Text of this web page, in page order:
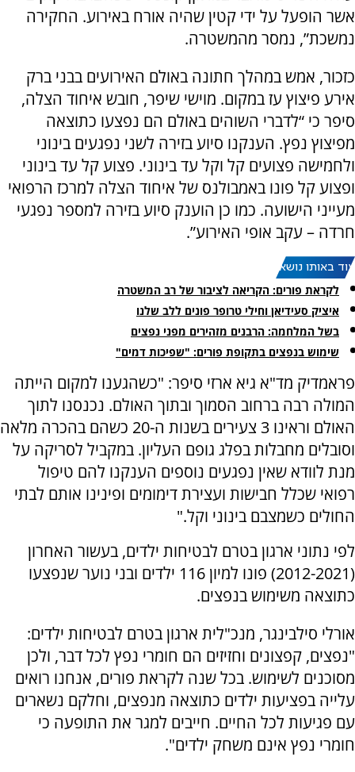
אשר הופעל על ידי קטין שהיה אורח באירוע. החקירה
נמשכת”, נמסר מהמשטרה.
כזכור, אמש במהלך חתונה באולם האירועים בבני ברק
אירע פיצוץ עז במקום. מוישי שיפר, חובש איחוד הצלה,
סיפר כי “לדברי השוהים באולם הם נפצעו כתוצאה
מפיצוץ נפץ. הענקנו סיוע בזירה לשני נפגעים בינוני
ולחמישה פצועים קל וקל עד בינוני. פצוע קל עד בינוני
ופצוע קל פונו באמבולנס של איחוד הצלה למרכז הרפואי
מעייני הישועה. כמו כן הוענק סיוע בזירה למספר נפגעי
חרדה – עקב אופי האירוע”.
עוד באותו נושא:
לקראת פורים: הקריאה לציבור של רב המשטרה
איציק סעידיאן וחילי טרופר פונים ללב שלנו
בשל המלחמה: הרבנים מזהירים מפני נפצים
שימוש בנפצים בתקופת פורים: "שפיכות דמים"
פראמדיק מד"א גיא ארזי סיפר: "כשהגענו למקום הייתה
המולה רבה ברחוב הסמוך ובתוך האולם. נכנסנו לתוך
האולם וראינו 3 צעירים בשנות ה-20 כשהם בהכרה מלאה
וסובלים מחבלות בפלג גופם העליון. במקביל לסריקה על
מנת לוודא שאין נפגעים נוספים הענקנו להם טיפול
רפואי שכלל חבישות ועצירת דימומים ופינינו אותם לבתי
החולים כשמצבם בינוני וקל."
לפי נתוני ארגון בטרם לבטיחות ילדים, בעשור האחרון
(2012-2021) פונו למיון 116 ילדים ובני נוער שנפצעו
כתוצאה משימוש בנפצים.
אורלי סילבינגר, מנכ"לית ארגון בטרם לבטיחות ילדים:
"נפצים, קפצונים וחזיזים הם חומרי נפץ לכל דבר, ולכן
מסוכנים לשימוש. בכל שנה לקראת פורים, אנחנו רואים
עלייה בפציעות ילדים כתוצאה מנפצים, וחלקם נשארים
עם פגיעות לכל החיים. חייבים למגר את התופעה כי
חומרי נפץ אינם משחק ילדים".